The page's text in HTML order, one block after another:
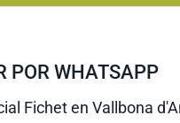
POR WHATSAPP
Fichet en Vallbona